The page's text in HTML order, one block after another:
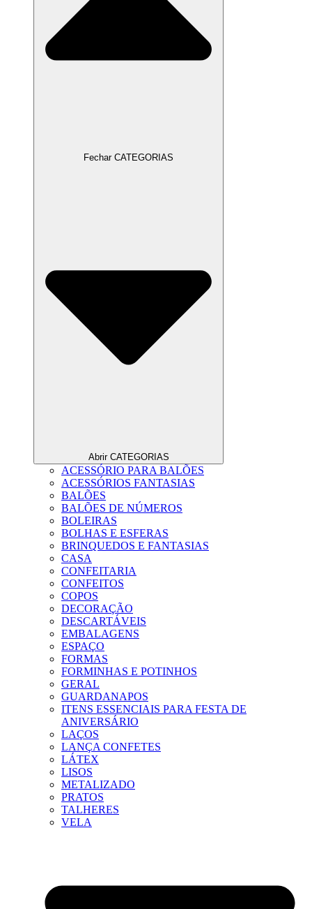
Fechar CATEGORIAS
Abrir CATEGORIAS
ACESSÓRIO PARA BALÕES
ACESSÓRIOS FANTASIAS
BALÕES
BALÕES DE NÚMEROS
BOLEIRAS
BOLHAS E ESFERAS
BRINQUEDOS E FANTASIAS
CASA
CONFEITARIA
CONFEITOS
COPOS
DECORAÇÃO
DESCARTÁVEIS
EMBALAGENS
ESPAÇO
FORMAS
FORMINHAS E POTINHOS
GERAL
GUARDANAPOS
ITENS ESSENCIAIS PARA FESTA DE
ANIVERSÁRIO
LAÇOS
LANÇA CONFETES
LÁTEX
LISOS
METALIZADO
PRATOS
TALHERES
VELA